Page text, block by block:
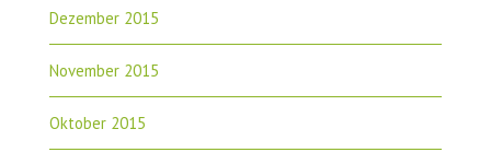
Dezember 2015
November 2015
Oktober 2015